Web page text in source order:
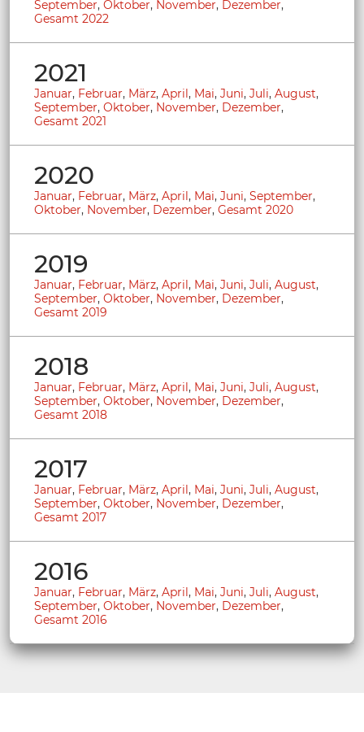
September, Oktober, November, Dezember,
Gesamt 2022
2021
Januar, Februar, März, April, Mai, Juni, Juli, August,
September, Oktober, November, Dezember,
Gesamt 2021
2020
Januar, Februar, März, April, Mai, Juni, September,
Oktober, November, Dezember, Gesamt 2020
2019
Januar, Februar, März, April, Mai, Juni, Juli, August,
September, Oktober, November, Dezember,
Gesamt 2019
2018
Januar, Februar, März, April, Mai, Juni, Juli, August,
September, Oktober, November, Dezember,
Gesamt 2018
2017
Januar, Februar, März, April, Mai, Juni, Juli, August,
September, Oktober, November, Dezember,
Gesamt 2017
2016
Januar, Februar, März, April, Mai, Juni, Juli, August,
September, Oktober, November, Dezember,
Gesamt 2016